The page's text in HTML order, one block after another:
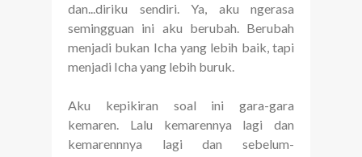
dan...diriku sendiri. Ya, aku ngerasa
semingguan ini aku berubah. Berubah
menjadi bukan Icha yang lebih baik, tapi
menjadi Icha yang lebih buruk.
Aku kepikiran soal ini gara-gara
kemaren. Lalu kemarennya lagi dan
kemarennnya lagi dan sebelum-